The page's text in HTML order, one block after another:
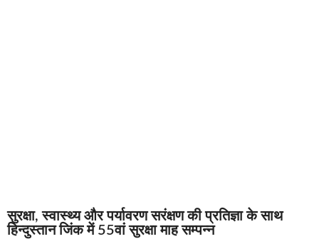
सुरक्षा, स्वास्थ्य और पर्यावरण सरंक्षण की प्रतिज्ञा के साथ
हिन्दुस्तान जिंक में 55वां सुरक्षा माह सम्पन्न